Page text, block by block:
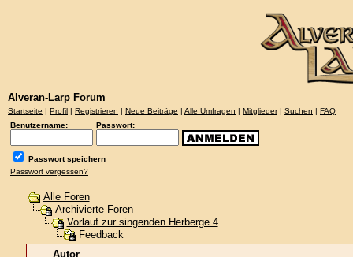
Alveran-Larp Forum
Startseite | Profil | Registrieren | Neue Beiträge | Alle Umfragen | Mitglieder| Suchen | FAQ
Benutzername:
Passwort:
Passwort speichern
Passwort vergessen?
Alle Foren
Archivierte Foren
Vorlauf zur singenden Herberge 4
Feedback
Autor